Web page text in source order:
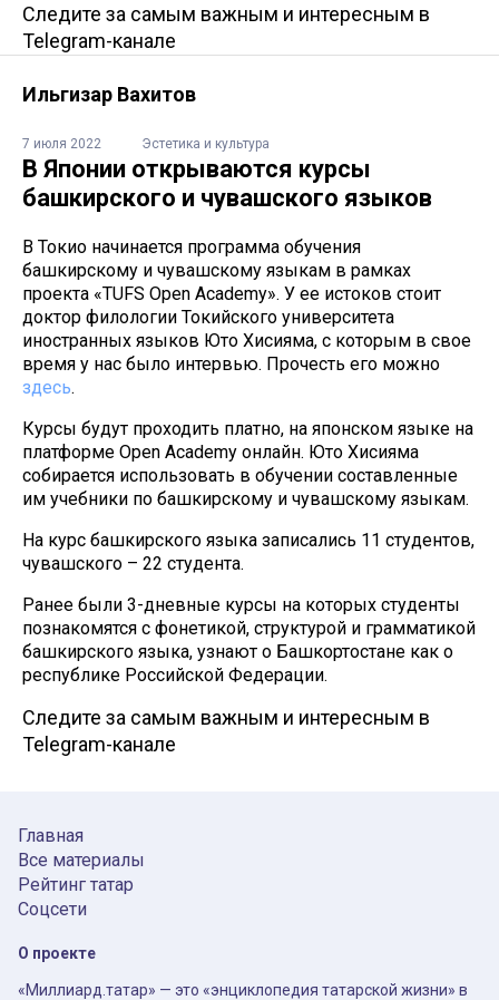
Следите за самым важным и интересным в
Telegram-канале
Ильгизар Вахитов
7 июля 2022 Эстетика и культура
В Японии открываются курсы
башкирского и чувашского языков
В Токио начинается программа обучения
башкирскому и чувашскому языкам в рамках
проекта «TUFS Open Academy». У ее истоков стоит
доктор филологии Токийского университета
иностранных языков Юто Хисияма, с которым в свое
время у нас было интервью. Прочесть его можно
здесь.
Курсы будут проходить платно, на японском языке на
платформе Open Academy онлайн. Юто Хисияма
собирается использовать в обучении составленные
им учебники по башкирскому и чувашскому языкам.
На курс башкирского языка записались 11 студентов,
чувашского – 22 студента.
Ранее были 3-дневные курсы на которых студенты
познакомятся с фонетикой, структурой и грамматикой
башкирского языка, узнают о Башкортостане как о
республике Российской Федерации.
Следите за самым важным и интересным в
Telegram-канале
Главная
Все материалы
Рейтинг татар
Соцсети
О проекте
«Миллиард.татар» — это «энциклопедия татарской жизни» в